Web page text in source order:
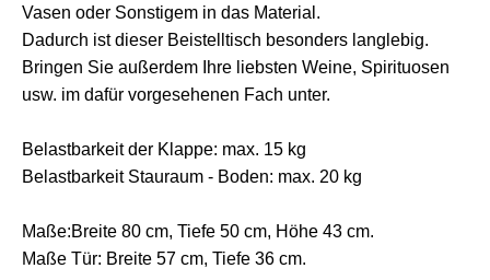
Vasen oder Sonstigem in das Material.
Dadurch ist dieser Beistelltisch besonders langlebig.
Bringen Sie außerdem Ihre liebsten Weine, Spirituosen
usw. im dafür vorgesehenen Fach unter.
Belastbarkeit der Klappe: max. 15 kg
Belastbarkeit Stauraum - Boden: max. 20 kg
Maße:Breite 80 cm, Tiefe 50 cm, Höhe 43 cm.
Maße Tür: Breite 57 cm, Tiefe 36 cm.